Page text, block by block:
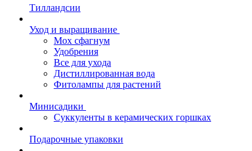
Тилландсии
Уход и выращивание
Мох сфагнум
Удобрения
Все для ухода
Дистиллированная вода
Фитолампы для растений
Минисадики
Суккуленты в керамических горшках
Подарочные упаковки